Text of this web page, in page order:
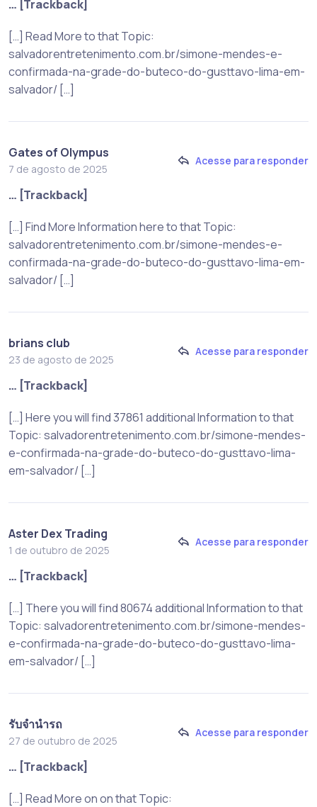
… [Trackback]
[…] Read More to that Topic:
salvadorentretenimento.com.br/simone-mendes-e-
confirmada-na-grade-do-buteco-do-gusttavo-lima-em-
salvador/ […]
Gates of Olympus
7 de agosto de 2025
Acesse para responder
… [Trackback]
[…] Find More Information here to that Topic:
salvadorentretenimento.com.br/simone-mendes-e-
confirmada-na-grade-do-buteco-do-gusttavo-lima-em-
salvador/ […]
brians club
23 de agosto de 2025
Acesse para responder
… [Trackback]
[…] Here you will find 37861 additional Information to that
Topic: salvadorentretenimento.com.br/simone-mendes-
e-confirmada-na-grade-do-buteco-do-gusttavo-lima-
em-salvador/ […]
Aster Dex Trading
1 de outubro de 2025
Acesse para responder
… [Trackback]
[…] There you will find 80674 additional Information to that
Topic: salvadorentretenimento.com.br/simone-mendes-
e-confirmada-na-grade-do-buteco-do-gusttavo-lima-
em-salvador/ […]
รับจำนำรถ
27 de outubro de 2025
Acesse para responder
… [Trackback]
[…] Read More on on that Topic: